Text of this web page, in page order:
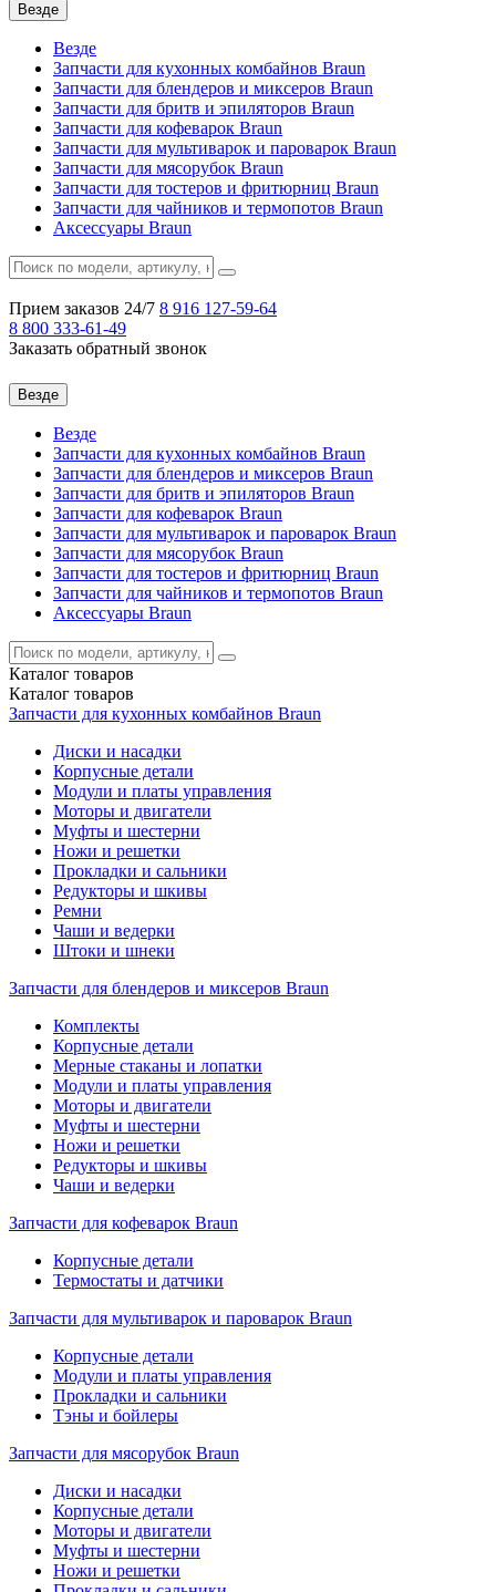
Везде
Везде
Запчасти для кухонных комбайнов Braun
Запчасти для блендеров и миксеров Braun
Запчасти для бритв и эпиляторов Braun
Запчасти для кофеварок Braun
Запчасти для мультиварок и пароварок Braun
Запчасти для мясорубок Braun
Запчасти для тостеров и фритюрниц Braun
Запчасти для чайников и термопотов Braun
Аксессуары Braun
Прием заказов 24/7 8 916 127-59-64
8 800 333-61-49
Заказать обратный звонок
Везде
Везде
Запчасти для кухонных комбайнов Braun
Запчасти для блендеров и миксеров Braun
Запчасти для бритв и эпиляторов Braun
Запчасти для кофеварок Braun
Запчасти для мультиварок и пароварок Braun
Запчасти для мясорубок Braun
Запчасти для тостеров и фритюрниц Braun
Запчасти для чайников и термопотов Braun
Аксессуары Braun
Каталог товаров
Каталог товаров
Запчасти для кухонных комбайнов Braun
Диски и насадки
Корпусные детали
Модули и платы управления
Моторы и двигатели
Муфты и шестерни
Ножи и решетки
Прокладки и сальники
Редукторы и шкивы
Ремни
Чаши и ведерки
Штоки и шнеки
Запчасти для блендеров и миксеров Braun
Комплекты
Корпусные детали
Мерные стаканы и лопатки
Модули и платы управления
Моторы и двигатели
Муфты и шестерни
Ножи и решетки
Редукторы и шкивы
Чаши и ведерки
Запчасти для кофеварок Braun
Корпусные детали
Термостаты и датчики
Запчасти для мультиварок и пароварок Braun
Корпусные детали
Модули и платы управления
Прокладки и сальники
Тэны и бойлеры
Запчасти для мясорубок Braun
Диски и насадки
Корпусные детали
Моторы и двигатели
Муфты и шестерни
Ножи и решетки